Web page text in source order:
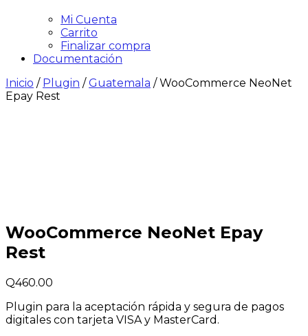
Mi Cuenta
Carrito
Finalizar compra
Documentación
Inicio / Plugin /Guatemala / WooCommerce NeoNet
Epay Rest
WooCommerce NeoNet Epay
Rest
Q460.00
Plugin para la aceptación rápida y segura de pagos
digitales con tarjeta VISA y MasterCard.